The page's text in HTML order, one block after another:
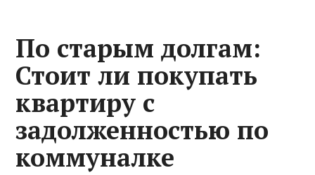
По старым долгам:
Стоит ли покупать
квартиру с
задолженностью по
коммуналке